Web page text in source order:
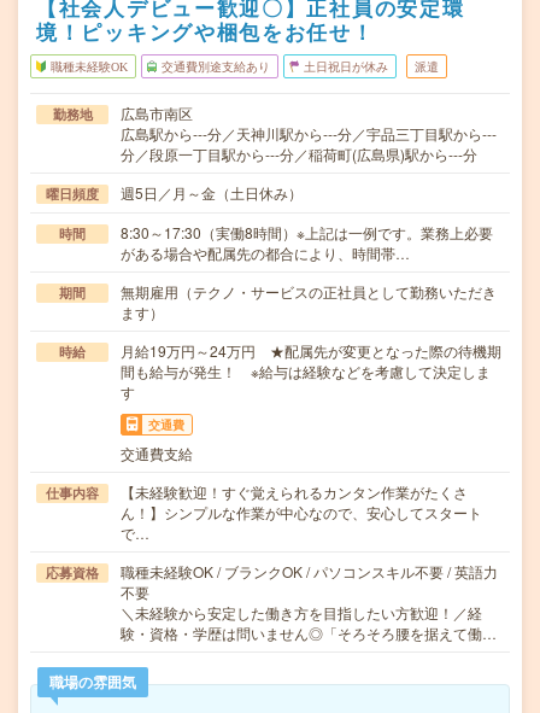
【社会人デビュー歓迎〇】正社員の安定環
境！ピッキングや梱包をお任せ！
職種未経験OK 交通費別途支給あり 土日祝日が休み 派遣
勤務地
広島市南区
広島駅から---分／天神川駅から---分／宇品三丁目駅から---
分／段原一丁目駅から---分／稲荷町(広島県)駅から---分
曜日頻度 週5日／月～金（土日休み）
時間
8:30～17:30（実働8時間）※上記は一例です。業務上必要
がある場合や配属先の都合により、時間帯…
期間
無期雇用（テクノ・サービスの正社員として勤務いただき
ます）
時給
月給19万円～24万円 ★配属先が変更となった際の待機期
間も給与が発生！ ※給与は経験などを考慮して決定しま
す
交通費
交通費支給
仕事内容
【未経験歓迎！すぐ覚えられるカンタン作業がたくさ
ん！】シンプルな作業が中心なので、安心してスタート
で…
応募資格
職種未経験OK / ブランクOK / パソコンスキル不要 / 英語力
不要
＼未経験から安定した働き方を目指したい方歓迎！／経
験・資格・学歴は問いません◎「そろそろ腰を据えて働…
職場の雰囲気